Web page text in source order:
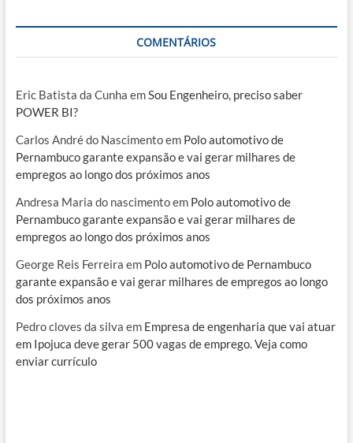
COMENTÁRIOS
Eric Batista da Cunha emSou Engenheiro, preciso saber
POWER BI?
Carlos André do Nascimentoem Polo automotivo de
Pernambuco garante expansão e vai gerar milhares de
empregos ao longo dos próximos anos
Andresa Maria do nascimentoem Polo automotivo de
Pernambuco garante expansão e vai gerar milhares de
empregos ao longo dos próximos anos
George Reis Ferreira em Polo automotivo de Pernambuco
garante expansão e vai gerar milhares de empregos ao longo
dos próximos anos
Pedro cloves da silva em Empresa de engenharia que vai atuar
em Ipojuca deve gerar 500 vagas de emprego. Veja como
enviar currículo